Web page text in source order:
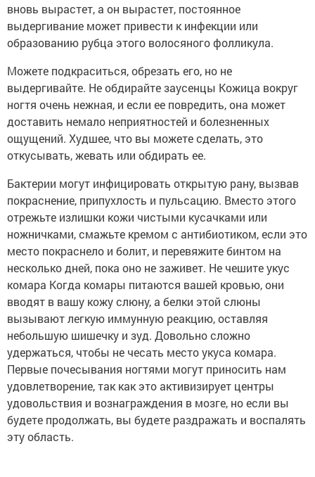
вновь вырастет, а он вырастет, постоянное
выдергивание может привести к инфекции или
образованию рубца этого волосяного фолликула.
Можете подкраситься, обрезать его, но не
выдергивайте. Не обдирайте заусенцы Кожица вокруг
ногтя очень нежная, и если ее повредить, она может
доставить немало неприятностей и болезненных
ощущений. Худшее, что вы можете сделать, это
откусывать, жевать или обдирать ее.
Бактерии могут инфицировать открытую рану, вызвав
покраснение, припухлость и пульсацию. Вместо этого
отрежьте излишки кожи чистыми кусачками или
ножничками, смажьте кремом с антибиотиком, если это
место покраснело и болит, и перевяжите бинтом на
несколько дней, пока оно не заживет. Не чешите укус
комара Когда комары питаются вашей кровью, они
вводят в вашу кожу слюну, а белки этой слюны
вызывают легкую иммунную реакцию, оставляя
небольшую шишечку и зуд. Довольно сложно
удержаться, чтобы не чесать место укуса комара.
Первые почесывания ногтями могут приносить нам
удовлетворение, так как это активизирует центры
удовольствия и вознаграждения в мозге, но если вы
будете продолжать, вы будете раздражать и воспалять
эту область.